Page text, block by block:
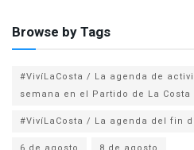
Browse by Tags
#VivíLaCosta / La agenda de
semana en el Partido de La Costa
#VivíLaCosta / La agenda del fin